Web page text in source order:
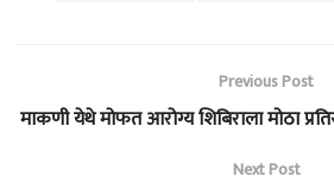
Previous Post
माकणी येथे मोफत आरोग्य शिबिराला मोठा
Next Post